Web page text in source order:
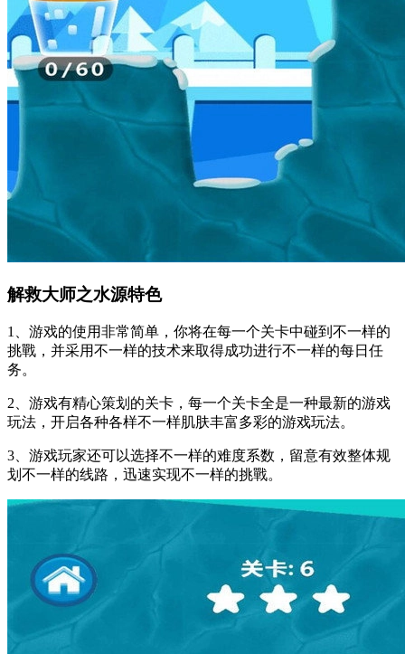
解救大师之水源特色
1、游戏的使用非常简单，你将在每一个关卡中碰到不一样的
挑戰，并采用不一样的技术来取得成功进行不一样的每日任
务。
2、游戏有精心策划的关卡，每一个关卡全是一种最新的游戏
玩法，开启各种各样不一样肌肤丰富多彩的游戏玩法。
3、游戏玩家还可以选择不一样的难度系数，留意有效整体规
划不一样的线路，迅速实现不一样的挑戰。